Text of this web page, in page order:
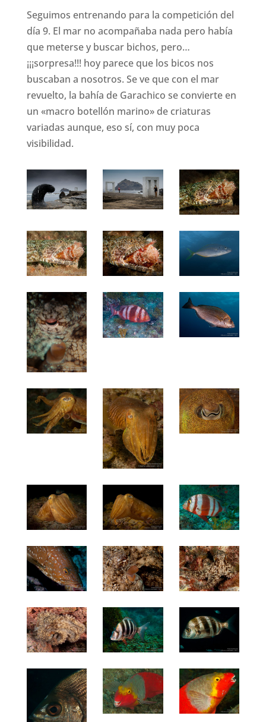
Seguimos entrenando para la competición del
día 9. El mar no acompañaba nada pero había
que meterse y buscar bichos, pero…
¡¡¡sorpresa!!! hoy parece que los bicos nos
buscaban a nosotros. Se ve que con el mar
revuelto, la bahía de Garachico se convierte en
un «macro botellón marino» de criaturas
variadas aunque, eso sí, con muy poca
visibilidad.